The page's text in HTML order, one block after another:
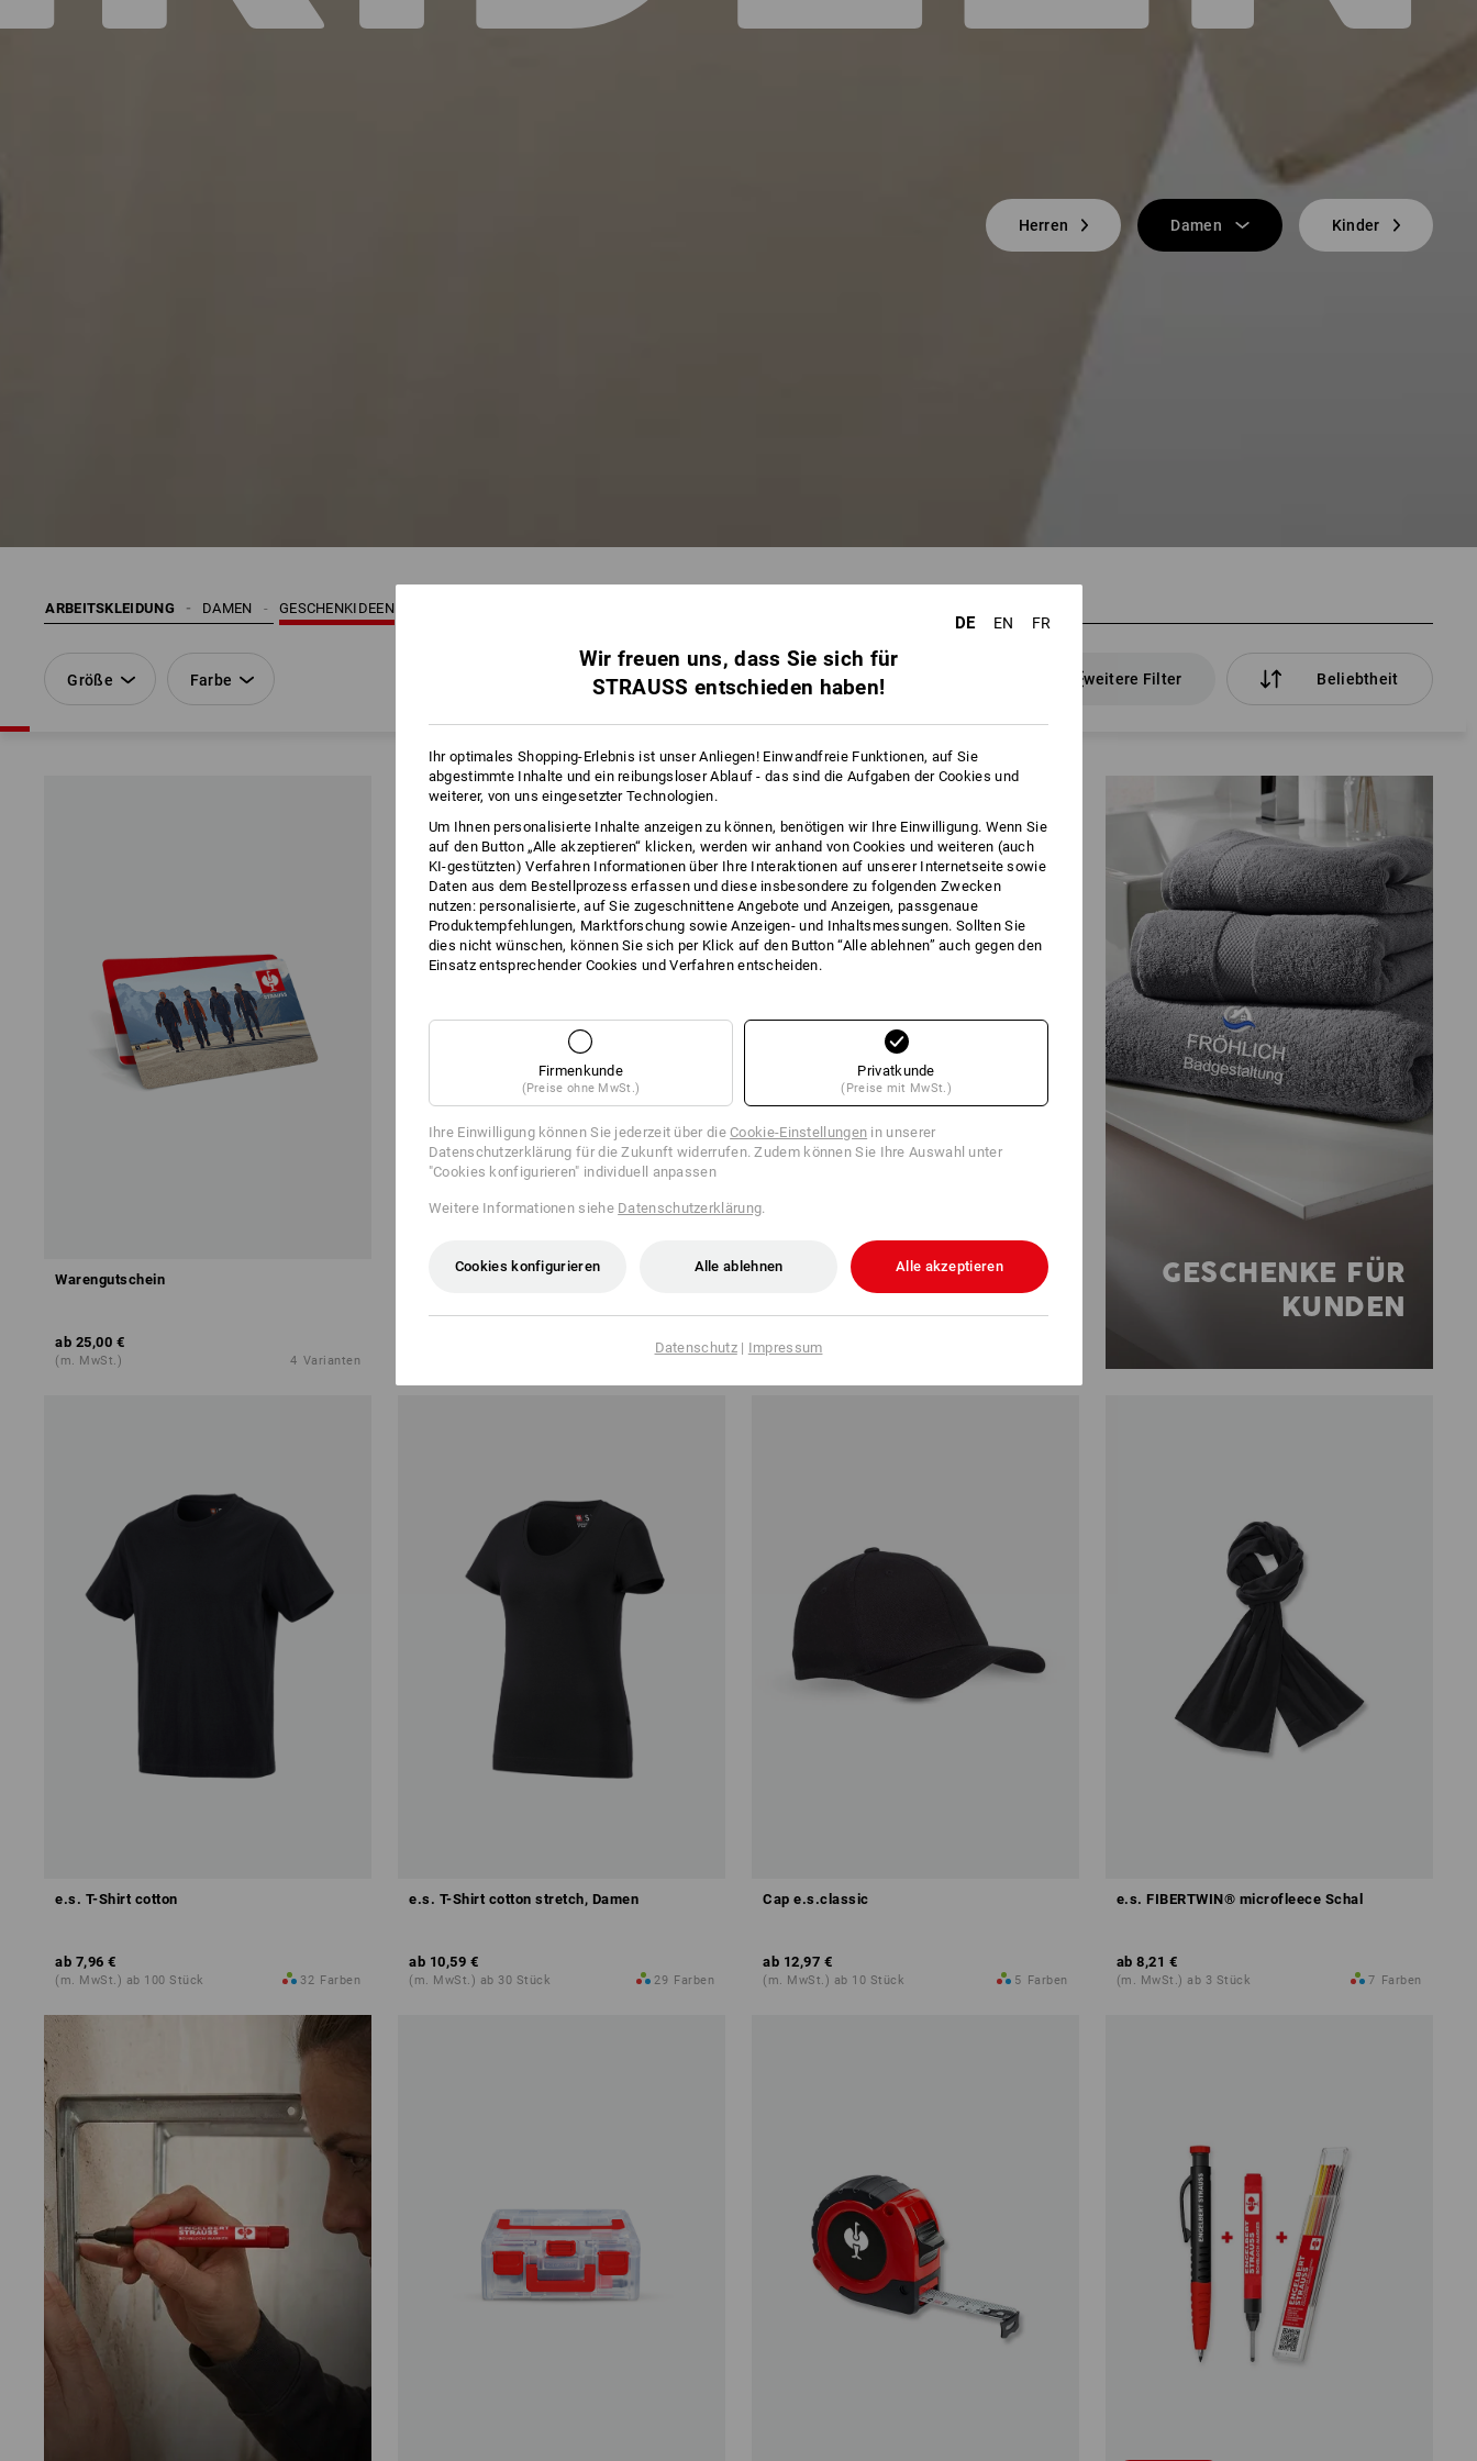
Herren Damen Kinder
ARBEITSKLEIDUNG GESCHENKIDEEN
DAMEN
Größe Farbe weitere Filter Beliebtheit
Warengutschein
ab 25,00 €
(m. MwSt.) 4 Varianten
Frottier-Duschtuch Premium e.s. Fleecedecke
ab 16,54 €
(m. MwSt.) ab 20 Stück
GESCHENKE FÜR
KUNDEN
e.s. T-Shirt cotton
ab 7,96 €
(m. MwSt.) ab 100 Stück 32 Farben
e.s. T-Shirt cotton stretch, Damen
ab 10,59 €
(m. MwSt.) ab 30 Stück 29 Farben
Cap e.s.classic
ab 12,97 €
(m. MwSt.) ab 10 Stück 5 Farben
e.s. FIBERTWIN® microfleece Schal
ab 8,21 €
(m. MwSt.) ab 3 Stück 7 Farben
DE EN FR
Wir freuen uns, dass Sie sich für
STRAUSS entschieden haben!
Ihr optimales Shopping-Erlebnis ist unser Anliegen! Einwandfreie Funktionen, auf Sie
abgestimmte Inhalte und ein reibungsloser Ablauf - das sind die Aufgaben der Cookies und
weiterer, von uns eingesetzter Technologien.
Um Ihnen personalisierte Inhalte anzeigen zu können, benötigen wir Ihre Einwilligung. Wenn Sie
auf den Button „Alle akzeptieren“ klicken, werden wir anhand von Cookies und weiteren (auch
KI-gestützten) Verfahren Informationen über Ihre Interaktionen auf unserer Internetseite sowie
Daten aus dem Bestellprozess erfassen und diese insbesondere zu folgenden Zwecken
nutzen: personalisierte, auf Sie zugeschnittene Angebote und Anzeigen, passgenaue
Produktempfehlungen, Marktforschung sowie Anzeigen- und Inhaltsmessungen. Sollten Sie
dies nicht wünschen, können Sie sich per Klick auf den Button “Alle ablehnen” auch gegen den
Einsatz entsprechender Cookies und Verfahren entscheiden.
Firmenkunde
(Preise ohne MwSt.)
Privatkunde
(Preise mit MwSt.)
Ihre Einwilligung können Sie jederzeit über dieCookie-Einstellungen in unserer
Datenschutzerklärung für die Zukunft widerrufen. Zudem können Sie Ihre Auswahl unter
"Cookies konfigurieren" individuell anpassen
Weitere Informationen siehe Datenschutzerklärung.
Cookies konfigurieren Alle ablehnen Alle akzeptieren
Datenschutz| Impressum